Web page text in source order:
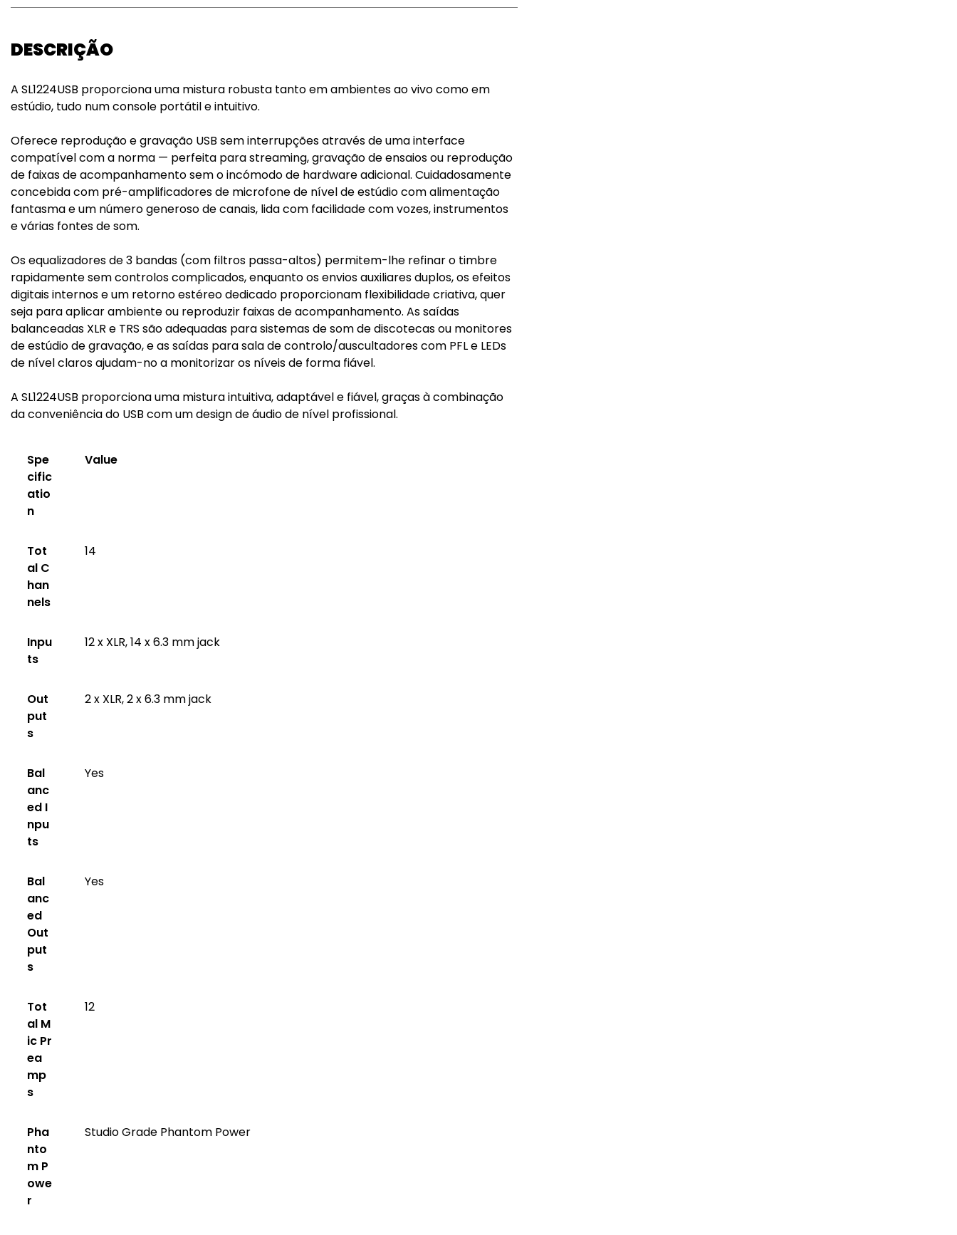
DESCRIÇÃO
A SL1224USB proporciona uma mistura robusta tanto em ambientes ao vivo como em
estúdio, tudo num console portátil e intuitivo.
Oferece reprodução e gravação USB sem interrupções através de uma interface
compatível com a norma — perfeita para streaming, gravação de ensaios ou reprodução
de faixas de acompanhamento sem o incómodo de hardware adicional. Cuidadosamente
concebida com pré-amplificadores de microfone de nível de estúdio com alimentação
fantasma e um número generoso de canais, lida com facilidade com vozes, instrumentos
e várias fontes de som.
Os equalizadores de 3 bandas (com filtros passa-altos) permitem-lhe refinar o timbre
rapidamente sem controlos complicados, enquanto os envios auxiliares duplos, os efeitos
digitais internos e um retorno estéreo dedicado proporcionam flexibilidade criativa, quer
seja para aplicar ambiente ou reproduzir faixas de acompanhamento. As saídas
balanceadas XLR e TRS são adequadas para sistemas de som de discotecas ou monitores
de estúdio de gravação, e as saídas para sala de controlo/auscultadores com PFL e LEDs
de nível claros ajudam-no a monitorizar os níveis de forma fiável.
A SL1224USB proporciona uma mistura intuitiva, adaptável e fiável, graças à combinação
da conveniência do USB com um design de áudio de nível profissional.
Spe
cific
atio
n
Value
Tot
al C
han
nels
14
Inpu
ts
12 x XLR, 14 x 6.3 mm jack
Out
put
s
2 x XLR, 2 x 6.3 mm jack
Bal
anc
ed I
npu
ts
Yes
Bal
anc
ed
Out
put
s
Yes
Tot
al M
ic Pr
ea
mp
s
12
Pha
nto
m P
owe
r
Studio Grade Phantom Power